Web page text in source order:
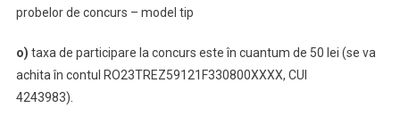
probelor de concurs – model tip
o) taxa de participare la concurs este în cuantum de 50 lei (se va
achita în contul RO23TREZ59121F330800XXXX, CUI
4243983).